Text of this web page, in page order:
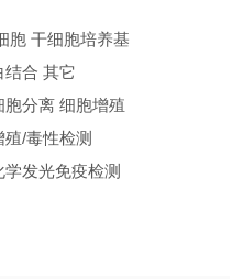
胞 干细胞培养基
结合 其它
胞分离 细胞增殖
殖/毒性检测
学发光免疫检测